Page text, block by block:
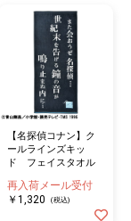
【名探偵コナン】ク
ールラインズキッ
ド フェイスタオル
再入荷メール受付
￥1,320
(税込)